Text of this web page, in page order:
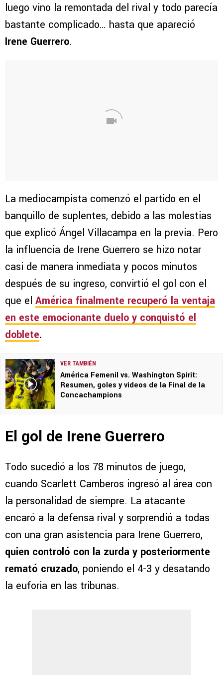
luego vino la remontada del rival y todo parecía
bastante complicado… hasta que apareció
Irene Guerrero.
La mediocampista comenzó el partido en el
banquillo de suplentes, debido a las molestias
que explicó Ángel Villacampa en la previa. Pero
la influencia de Irene Guerrero se hizo notar
casi de manera inmediata y pocos minutos
después de su ingreso, convirtió el gol con el
que el América finalmente recuperó la ventaja
en este emocionante duelo y conquistó el
doblete.
VER TAMBIÉN
América Femenil vs. Washington Spirit:
Resumen, goles y videos de la Final de la
Concachampions
El gol de Irene Guerrero
Todo sucedió a los 78 minutos de juego,
cuando Scarlett Camberos ingresó al área con
la personalidad de siempre. La atacante
encaró a la defensa rival y sorprendió a todas
con una gran asistencia para Irene Guerrero,
quien controló con la zurda y posteriormente
remató cruzado, poniendo el 4-3 y desatando
la euforia en las tribunas.